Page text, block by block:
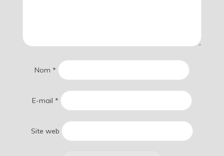
Nom *
E-mail *
Site web